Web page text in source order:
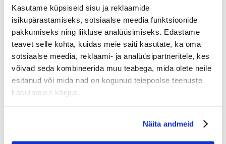
Kasutame küpsiseid sisu ja reklaamide
isikupärastamiseks, sotsiaalse meedia funktsioonide
pakkumiseks ning liikluse analüüsimiseks. Edastame
teavet selle kohta, kuidas meie saiti kasutate, ka oma
sotsiaalse meedia, reklaami- ja analüüsipartneritele, kes
võivad seda kombineerida muu teabega, mida olete neile
esitanud või mida nad on kogunud teiepoolse teenuste
kasutamise käigus.
Näita andmeid
Tiitellehed: matt, G-Print
150 gsm paber;
Logo ja QR-koodi asukoht:tagakaas;
Võimalikud suurused:12×16 cm, 14×20 cm, 17×17 cm.
Valged lehed
Paber:90 gsm Munken purekollakas paber